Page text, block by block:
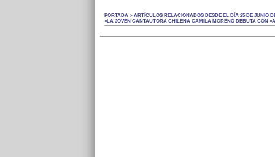
PORTADA > ARTÍCULOS RELACIONADOS DESDE EL DÍA 25 DE JUNIO
«LA JOVEN CANTAUTORA CHILENA CAMILA MORENO DEBUTA CON